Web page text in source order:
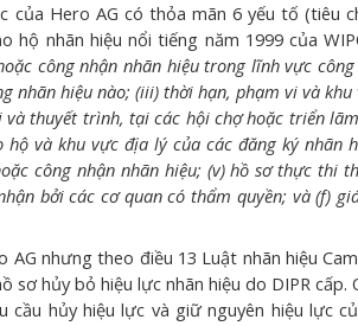
của Hero AG có thỏa mãn 6 yếu tố (tiêu
hộ nhãn hiệu nổi tiếng năm 1999 của
công nhận nhãn hiệu trong lĩnh vực
nhãn hiệu nào; (iii) thời hạn, phạm vi và
thuyết trình, tại các hội chợ hoặc triển
và khu vực địa lý của các đăng ký nhãn
công nhận nhãn hiệu; (v) hồ sơ thực thi
bởi các cơ quan có thẩm quyền; và (f)
nhưng theo điều 13 Luật nhãn hiệu
hủy bỏ hiệu lực nhãn hiệu do DIPR cấp.
hủy hiệu lực và giữ nguyên hiệu lực